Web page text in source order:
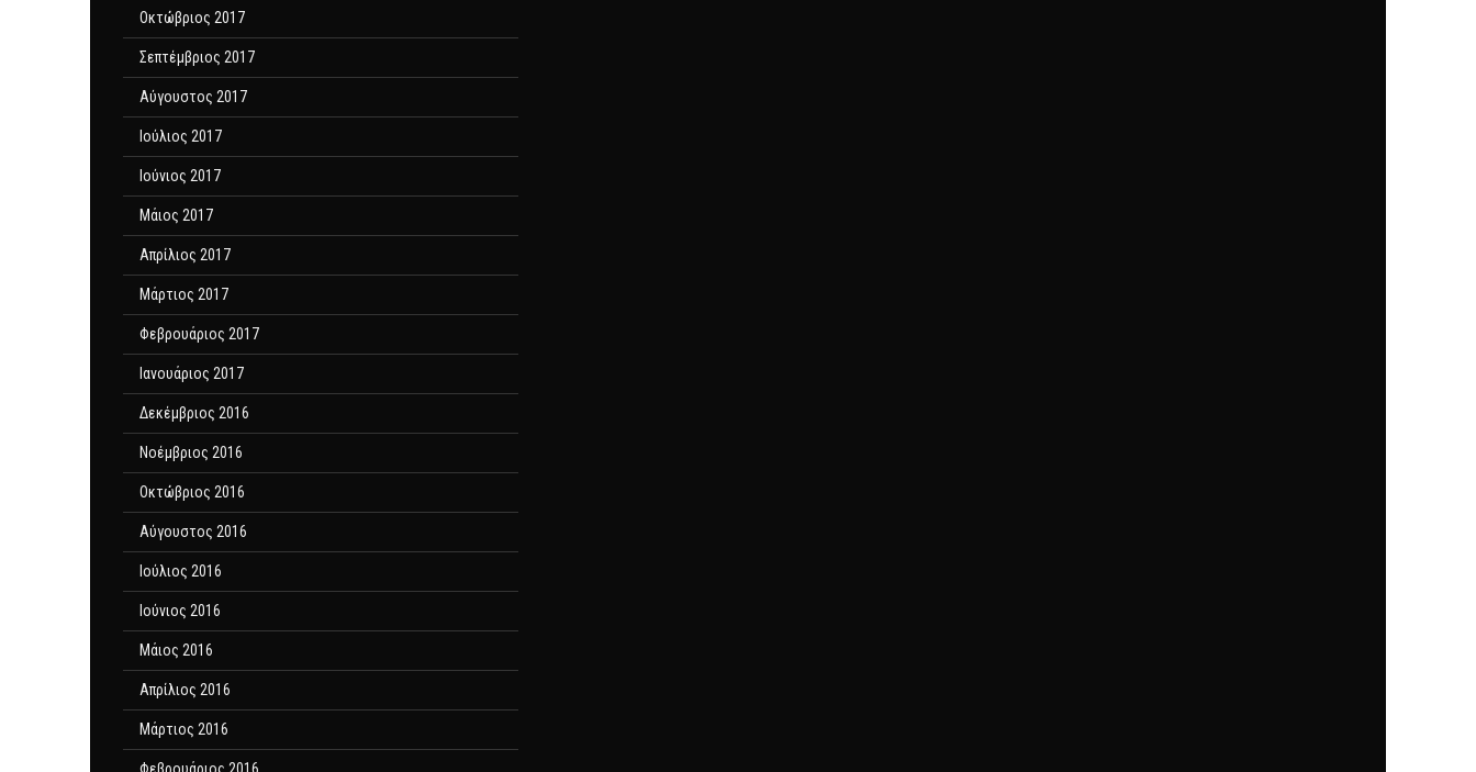
Οκτώβριος 2017
Σεπτέμβριος 2017
Αύγουστος 2017
Ιούλιος 2017
Ιούνιος 2017
Μάιος 2017
Απρίλιος 2017
Μάρτιος 2017
Φεβρουάριος 2017
Ιανουάριος 2017
Δεκέμβριος 2016
Νοέμβριος 2016
Οκτώβριος 2016
Αύγουστος 2016
Ιούλιος 2016
Ιούνιος 2016
Μάιος 2016
Απρίλιος 2016
Μάρτιος 2016